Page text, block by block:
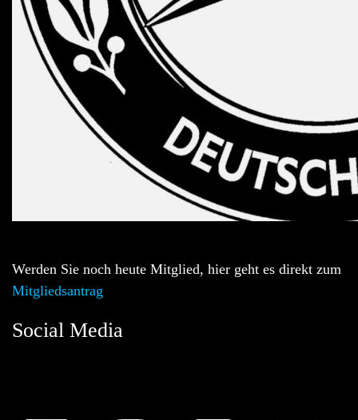
Werden Sie noch heute Mitglied, hier geht es direkt zum
Mitgliedsantrag
Social Media